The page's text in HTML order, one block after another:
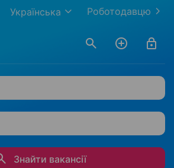
Роботодавцю
Українська
Знайти вакансії